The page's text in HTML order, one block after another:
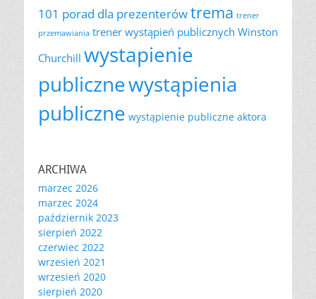
101 porad dla prezenterówtrema trener
przemawiania trener wystąpień publicznych Winston
Churchill wystapienie
publicznewystąpienia
publiczne wystąpienie publiczne aktora
ARCHIWA
marzec 2026
marzec 2024
październik 2023
sierpień 2022
czerwiec 2022
wrzesień 2021
wrzesień 2020
sierpień 2020